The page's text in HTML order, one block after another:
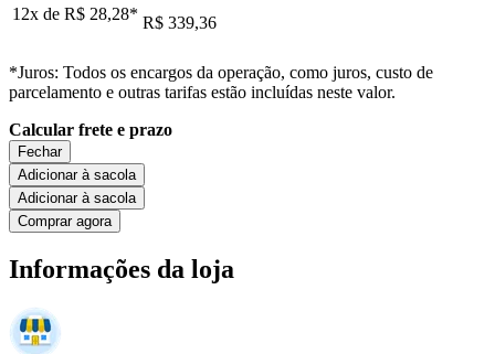
12x de R$ 28,28* R$ 339,36
*Juros: Todos os encargos da operação, como juros, custo de
parcelamento e outras tarifas estão incluídas neste valor.
Calcular frete e prazo
Fechar
Adicionar à sacola
Adicionar à sacola
Comprar agora
Informações da loja